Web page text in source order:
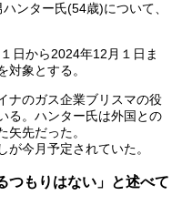
ンター氏(54歳)について、
日から2024年12月１日ま
対象とする。
ナのガス企業ブリスマの役
る。ハンター氏は外国との
先だった。
今月予定されていた。
つもりはない」と述べて